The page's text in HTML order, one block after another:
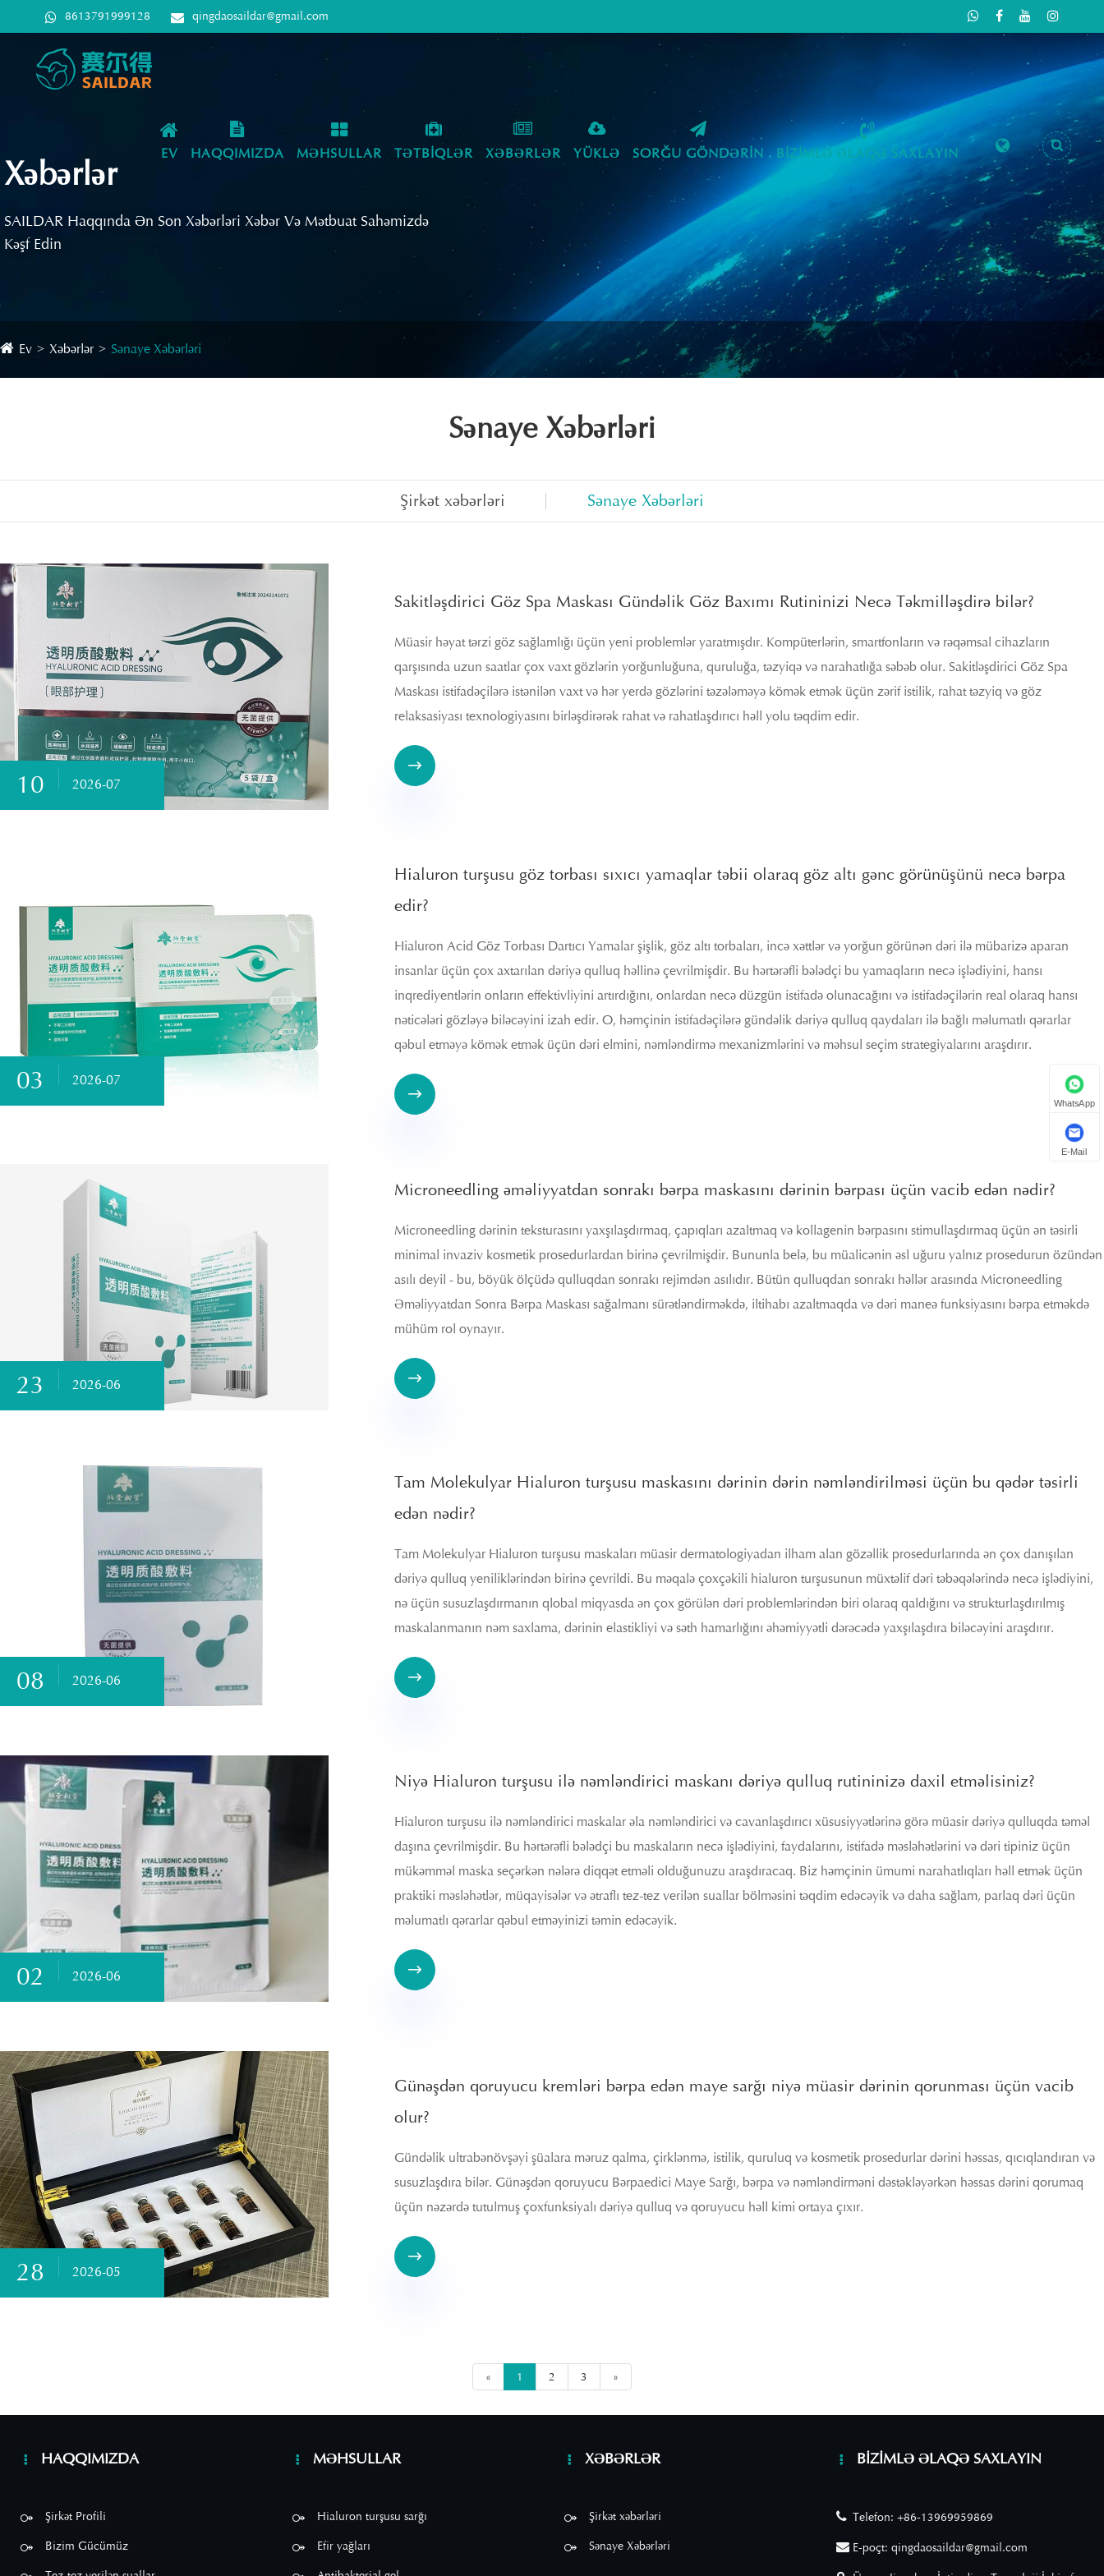
8613791999128 qingdaosaildar@gmail.com
EV HAQQIMIZDA MƏHSULLAR TƏTBIQLƏR XƏBƏRLƏR YÜKLƏ SORĞU GÖNDƏRIN BIZIMLƏ ƏLAQƏ SAXLAYIN
Xəbərlər
SAILDAR Haqqında Ən Son Xəbərləri Xəbər Və Mətbuat Sahəmizdə
Kəşf Edin
Ev Xəbərlər Sənaye Xəbərləri
Sənaye Xəbərləri
Şirkət xəbərləri Sənaye Xəbərləri
10 2026-07
Sakitləşdirici Göz Spa Maskası Gündəlik Göz Baxımı Rutininizi Necə Təkmilləşdirə bilər?
Müasir həyat tərzi göz sağlamlığı üçün yeni problemlər yaratmışdır. Kompüterlərin, smartfonların və rəqəmsal cihazların
qarşısında uzun saatlar çox vaxt gözlərin yorğunluğuna, quruluğa, təzyiqə və narahatlığa səbəb olur. Sakitləşdirici Göz Spa
Maskası istifadəçilərə istənilən vaxt və hər yerdə gözlərini təzələməyə kömək etmək üçün zərif istilik, rahat təzyiq və göz
relaksasiyası texnologiyasını birləşdirərək rahat və rahatlaşdırıcı həll yolu təqdim edir.

03 2026-07
Hialuron turşusu göz torbası sıxıcı yamaqlar təbii olaraq göz altı gənc görünüşünü necə bərpa
edir?
​Hialuron Acid Göz Torbası Dartıcı Yamalar şişlik, göz altı torbaları, incə xəttlər və yorğun görünən dəri ilə mübarizə aparan
insanlar üçün çox axtarılan dəriyə qulluq həllinə çevrilmişdir. Bu hərtərəfli bələdçi bu yamaqların necə işlədiyini, hansı
inqrediyentlərin onların effektivliyini artırdığını, onlardan necə düzgün istifadə olunacağını və istifadəçilərin real olaraq hansı
nəticələri gözləyə biləcəyini izah edir. O, həmçinin istifadəçilərə gündəlik dəriyə qulluq qaydaları ilə bağlı məlumatlı qərarlar
qəbul etməyə kömək etmək üçün dəri elmini, nəmləndirmə mexanizmlərini və məhsul seçim strategiyalarını araşdırır.

23 2026-06
Microneedling əməliyyatdan sonrakı bərpa maskasını dərinin bərpası üçün vacib edən nədir?
Microneedling dərinin teksturasını yaxşılaşdırmaq, çapıqları azaltmaq və kollagenin bərpasını stimullaşdırmaq üçün ən təsirli
minimal invaziv kosmetik prosedurlardan birinə çevrilmişdir. Bununla belə, bu müalicənin əsl uğuru yalnız prosedurun özündən
asılı deyil - bu, böyük ölçüdə qulluqdan sonrakı rejimdən asılıdır. Bütün qulluqdan sonrakı həllər arasında Microneedling
Əməliyyatdan Sonra Bərpa Maskası sağalmanı sürətləndirməkdə, iltihabı azaltmaqda və dəri maneə funksiyasını bərpa etməkdə
mühüm rol oynayır.

08 2026-06
Tam Molekulyar Hialuron turşusu maskasını dərinin dərin nəmləndirilməsi üçün bu qədər təsirli
edən nədir?
Tam Molekulyar Hialuron turşusu maskaları müasir dermatologiyadan ilham alan gözəllik prosedurlarında ən çox danışılan
dəriyə qulluq yeniliklərindən birinə çevrildi. Bu məqalə çoxçəkili hialuron turşusunun müxtəlif dəri təbəqələrində necə işlədiyini,
nə üçün susuzlaşdırmanın qlobal miqyasda ən çox görülən dəri problemlərindən biri olaraq qaldığını və strukturlaşdırılmış
maskalanmanın nəm saxlama, dərinin elastikliyi və səth hamarlığını əhəmiyyətli dərəcədə yaxşılaşdıra biləcəyini araşdırır.

02 2026-06
Niyə Hialuron turşusu ilə nəmləndirici maskanı dəriyə qulluq rutininizə daxil etməlisiniz?
Hialuron turşusu ilə nəmləndirici maskalar əla nəmləndirici və cavanlaşdırıcı xüsusiyyətlərinə görə müasir dəriyə qulluqda təməl
daşına çevrilmişdir. Bu hərtərəfli bələdçi bu maskaların necə işlədiyini, faydalarını, istifadə məsləhətlərini və dəri tipiniz üçün
mükəmməl maska ​​seçərkən nələrə diqqət etməli olduğunuzu araşdıracaq. Biz həmçinin ümumi narahatlıqları həll etmək üçün
praktiki məsləhətlər, müqayisələr və ətraflı tez-tez verilən suallar bölməsini təqdim edəcəyik və daha sağlam, parlaq dəri üçün
məlumatlı qərarlar qəbul etməyinizi təmin edəcəyik.

28 2026-05
Günəşdən qoruyucu kremləri bərpa edən maye sarğı niyə müasir dərinin qorunması üçün vacib
olur?
Gündəlik ultrabənövşəyi şüalara məruz qalma, çirklənmə, istilik, quruluq və kosmetik prosedurlar dərini həssas, qıcıqlandıran və
susuzlaşdıra bilər. Günəşdən qoruyucu Bərpaedici Maye Sarğı, bərpa və nəmləndirməni dəstəkləyərkən həssas dərini qorumaq
üçün nəzərdə tutulmuş çoxfunksiyalı dəriyə qulluq və qoruyucu həll kimi ortaya çıxır.

« 1 2 3 »
HAQQIMIZDA
Şirkət Profili
Bizim Gücümüz
MƏHSULLAR
Hialuron turşusu sarğı
Efir yağları
XƏBƏRLƏR
Şirkət xəbərləri
Sənaye Xəbərləri
BIZIMLƏ ƏLAQƏ SAXLAYIN
Telefon: +86-13969959869
E-poçt: qingdaosaildar@gmail.com
WhatsApp
E-Mail